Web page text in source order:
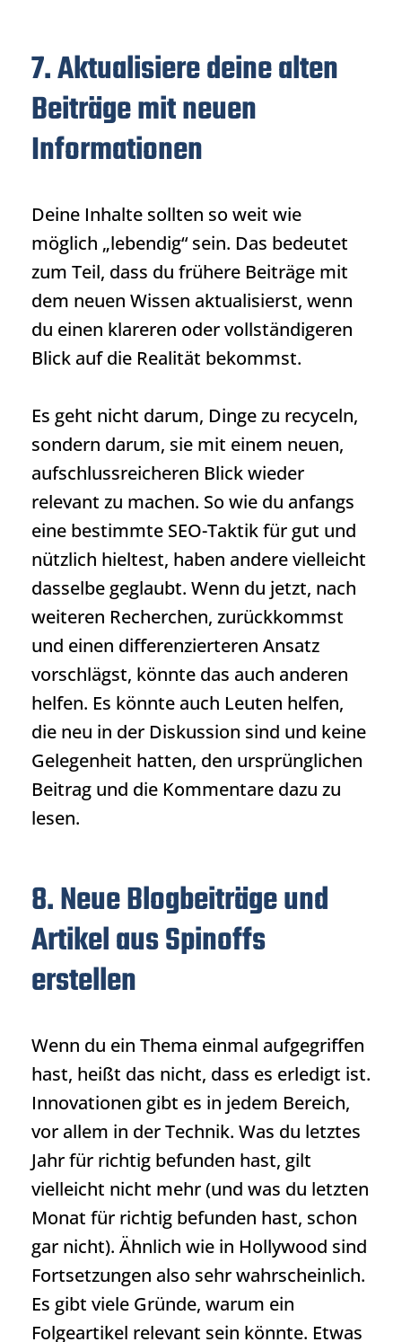
7. Aktualisiere deine alten
Beiträge mit neuen
Informationen
Deine Inhalte sollten so weit wie
möglich „lebendig“ sein. Das bedeutet
zum Teil, dass du frühere Beiträge mit
dem neuen Wissen aktualisierst, wenn
du einen klareren oder vollständigeren
Blick auf die Realität bekommst.
Es geht nicht darum, Dinge zu recyceln,
sondern darum, sie mit einem neuen,
aufschlussreicheren Blick wieder
relevant zu machen. So wie du anfangs
eine bestimmte SEO-Taktik für gut und
nützlich hieltest, haben andere vielleicht
dasselbe geglaubt. Wenn du jetzt, nach
weiteren Recherchen, zurückkommst
und einen differenzierteren Ansatz
vorschlägst, könnte das auch anderen
helfen. Es könnte auch Leuten helfen,
die neu in der Diskussion sind und keine
Gelegenheit hatten, den ursprünglichen
Beitrag und die Kommentare dazu zu
lesen.
8. Neue Blogbeiträge und
Artikel aus Spinoffs
erstellen
Wenn du ein Thema einmal aufgegriffen
hast, heißt das nicht, dass es erledigt ist.
Innovationen gibt es in jedem Bereich,
vor allem in der Technik. Was du letztes
Jahr für richtig befunden hast, gilt
vielleicht nicht mehr (und was du letzten
Monat für richtig befunden hast, schon
gar nicht). Ähnlich wie in Hollywood sind
Fortsetzungen also sehr wahrscheinlich.
Es gibt viele Gründe, warum ein
Folgeartikel relevant sein könnte. Etwas